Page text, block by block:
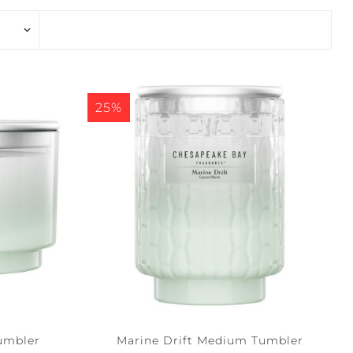
PURITY
+
CONFIDENCE +
FREEDOM
25%
Marine Drift Medium Tumbler